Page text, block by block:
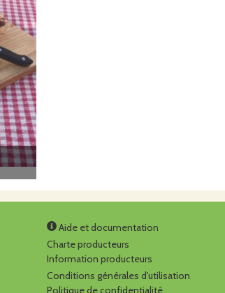
Aide et documentation
Charte producteurs
Information producteurs
Conditions générales d'utilisation
Politique de confidentialité